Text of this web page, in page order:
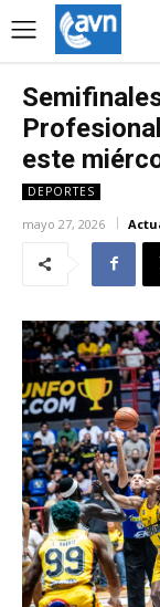
este
DEPORTES
mayo 27, 2026